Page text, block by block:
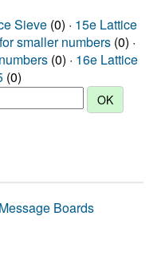
Sieve (0) · 15e Lattice
smaller numbers (0) ·
(0) · 16e Lattice
(0)
Message Boards